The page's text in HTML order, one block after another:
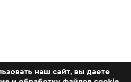
наш сайт, вы даете